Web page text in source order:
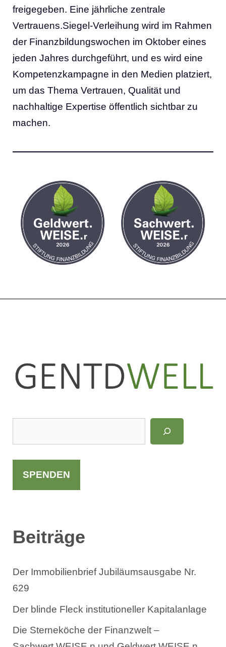
freigegeben. Eine jährliche zentrale
Vertrauens.Siegel-Verleihung wird im Rahmen
der Finanzbildungswochen im Oktober eines
jeden Jahres durchgeführt, und es wird eine
Kompetenzkampagne in den Medien platziert,
um das Thema Vertrauen, Qualität und
nachhaltige Expertise öffentlich sichtbar zu
machen.
u
c
e
SPENDEN
Beiträge
Der Immobilienbrief Jubiläumsausgabe Nr.
629
Der blinde Fleck institutioneller Kapitalanlage
Die Sterneköche der Finanzwelt –